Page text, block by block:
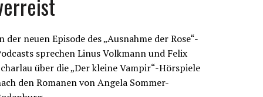
der neuen Episode des „Ausnahme der Rose“-
sprechen Linus Volkmann und Felix
über die „Der kleine Vampir“-Hörspiele
den Romanen von Angela Sommer-